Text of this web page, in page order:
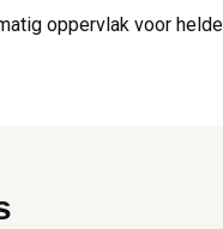
oppervlak voor